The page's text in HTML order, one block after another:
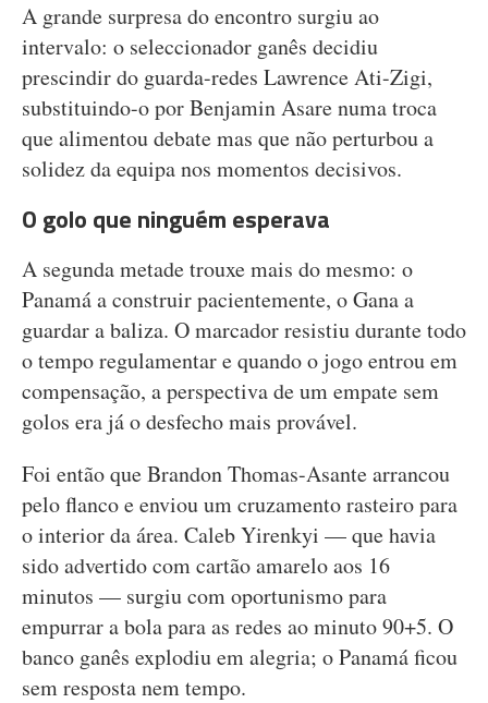
A grande surpresa do encontro surgiu ao
intervalo: o seleccionador ganês decidiu
prescindir do guarda-redes Lawrence Ati-Zigi,
substituindo-o por Benjamin Asare numa troca
que alimentou debate mas que não perturbou a
solidez da equipa nos momentos decisivos.
O golo que ninguém esperava
A segunda metade trouxe mais do mesmo: o
Panamá a construir pacientemente, o Gana a
guardar a baliza. O marcador resistiu durante todo
o tempo regulamentar e quando o jogo entrou em
compensação, a perspectiva de um empate sem
golos era já o desfecho mais provável.
Foi então que Brandon Thomas-Asante arrancou
pelo flanco e enviou um cruzamento rasteiro para
o interior da área. Caleb Yirenkyi — que havia
sido advertido com cartão amarelo aos 16
minutos — surgiu com oportunismo para
empurrar a bola para as redes ao minuto 90+5. O
banco ganês explodiu em alegria; o Panamá ficou
sem resposta nem tempo.